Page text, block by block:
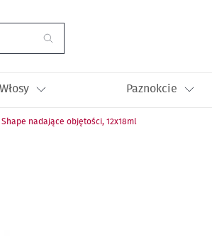
Włosy Paznokcie
Shape nadające objętości, 12x18ml